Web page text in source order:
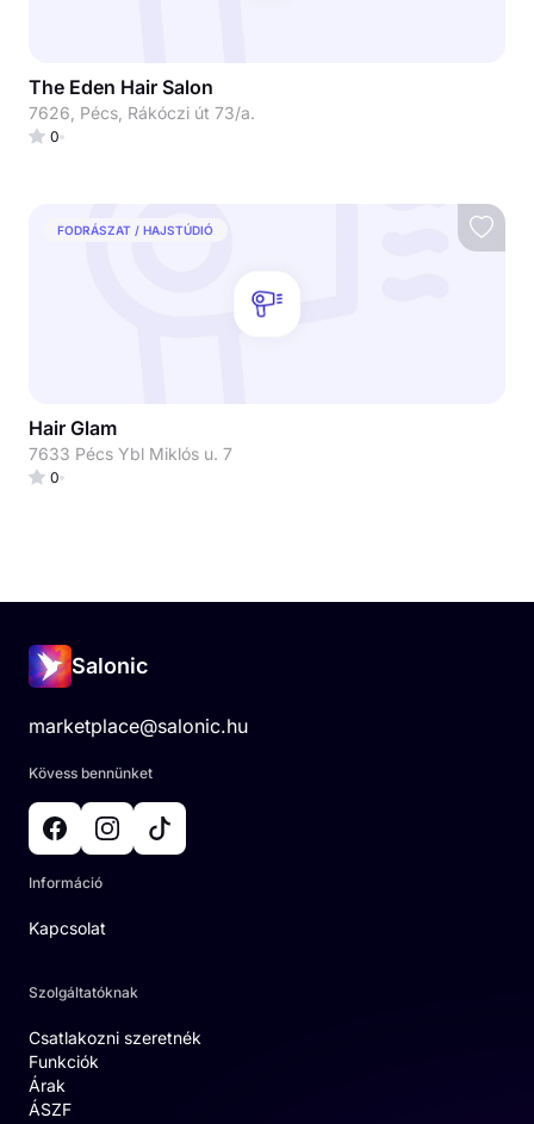
The Eden Hair Salon
7626, Pécs, Rákóczi út 73/a.
0
FODRÁSZAT / HAJSTÚDIÓ
Hair Glam
7633 Pécs Ybl Miklós u. 7
0
Salonic
marketplace@salonic.hu
Kövess bennünket
Információ
Kapcsolat
Szolgáltatóknak
Csatlakozni szeretnék
Funkciók
Árak
ÁSZF